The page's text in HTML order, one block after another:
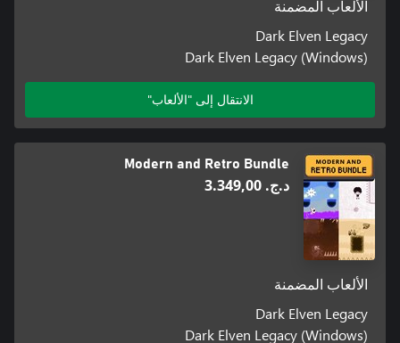
الألعاب المضمنة
Dark Elven Legacy
Dark Elven Legacy (Windows)
الانتقال إلى "الألعاب"
Modern and Retro Bundle
د.ج.‏ 3.349,00
الألعاب المضمنة
Dark Elven Legacy
Dark Elven Legacy (Windows)